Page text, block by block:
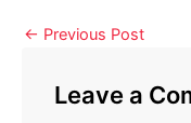
← Previous Post
Leave a